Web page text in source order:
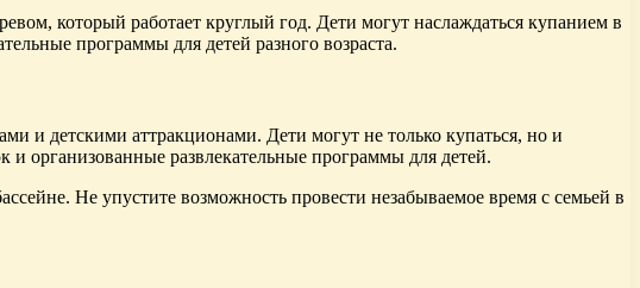
который работает круглый год. Дети могут наслаждаться купанием в
программы для детей разного возраста.
и детскими аттракционами. Дети могут не только купаться, но и
и организованные развлекательные программы для детей.
Не упустите возможность провести незабываемое время с семьей в